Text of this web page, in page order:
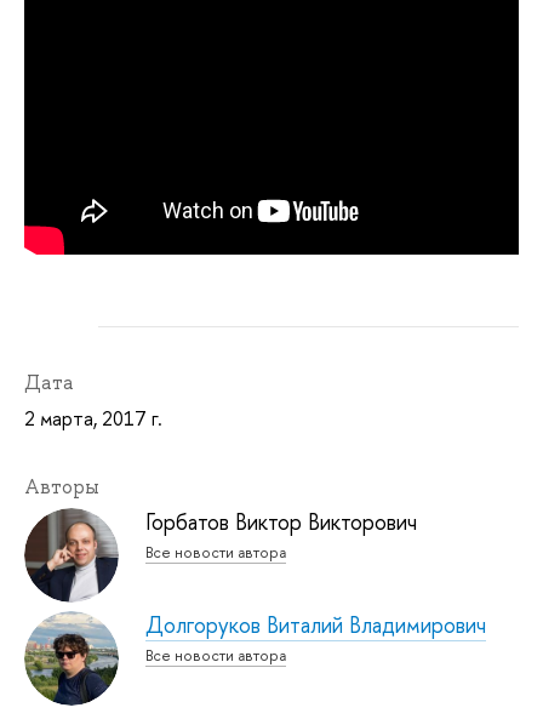
Дата
2 марта, 2017 г.
Авторы
Горбатов Виктор Викторович
Все новости автора
Долгоруков Виталий Владимирович
Все новости автора